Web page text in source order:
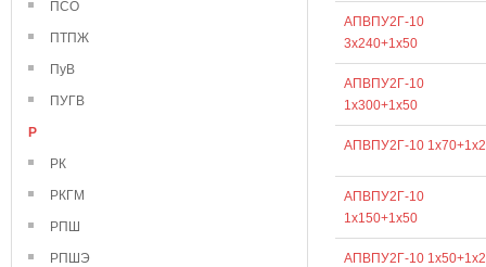
ПСО
ПТПЖ
ПуВ
ПУГВ
Р
РК
РКГМ
РПШ
РПШЭ
АПВПУ2Г-10
3х240+1х50
АПВПУ2Г-10
1х300+1х50
АПВПУ2Г-10
АПВПУ2Г-10
1х150+1х50
АПВПУ2Г-10